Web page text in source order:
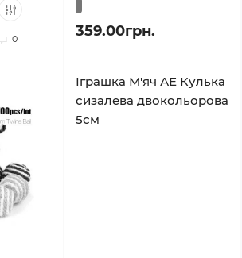
0 359.00грн.
Іграшка М'яч АЕ Кулька
сизалева двокольорова
5см